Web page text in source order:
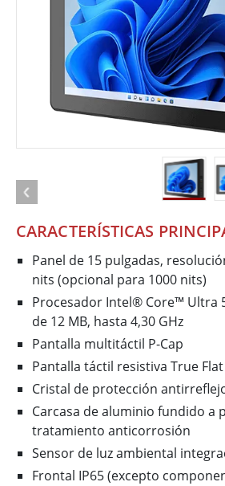
CARACTERÍSTICAS
Panel de 15 pulgadas,
nits (opcional para 1000 nits)
Procesador Intel® Core™ Ultra
de 12 MB, hasta 4,30 GHz
Pantalla multitáctil P-Cap
Pantalla táctil resistiva True
Cristal de protección
Carcasa de aluminio fundido a
tratamiento anticorrosión
Sensor de luz ambiental
Frontal IP65 (excepto